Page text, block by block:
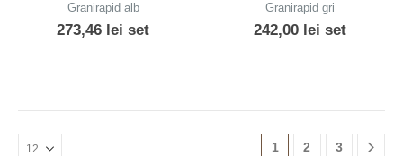
Granirapid alb
273,46 lei set
Granirapid gri
242,00 lei set
1 2 3